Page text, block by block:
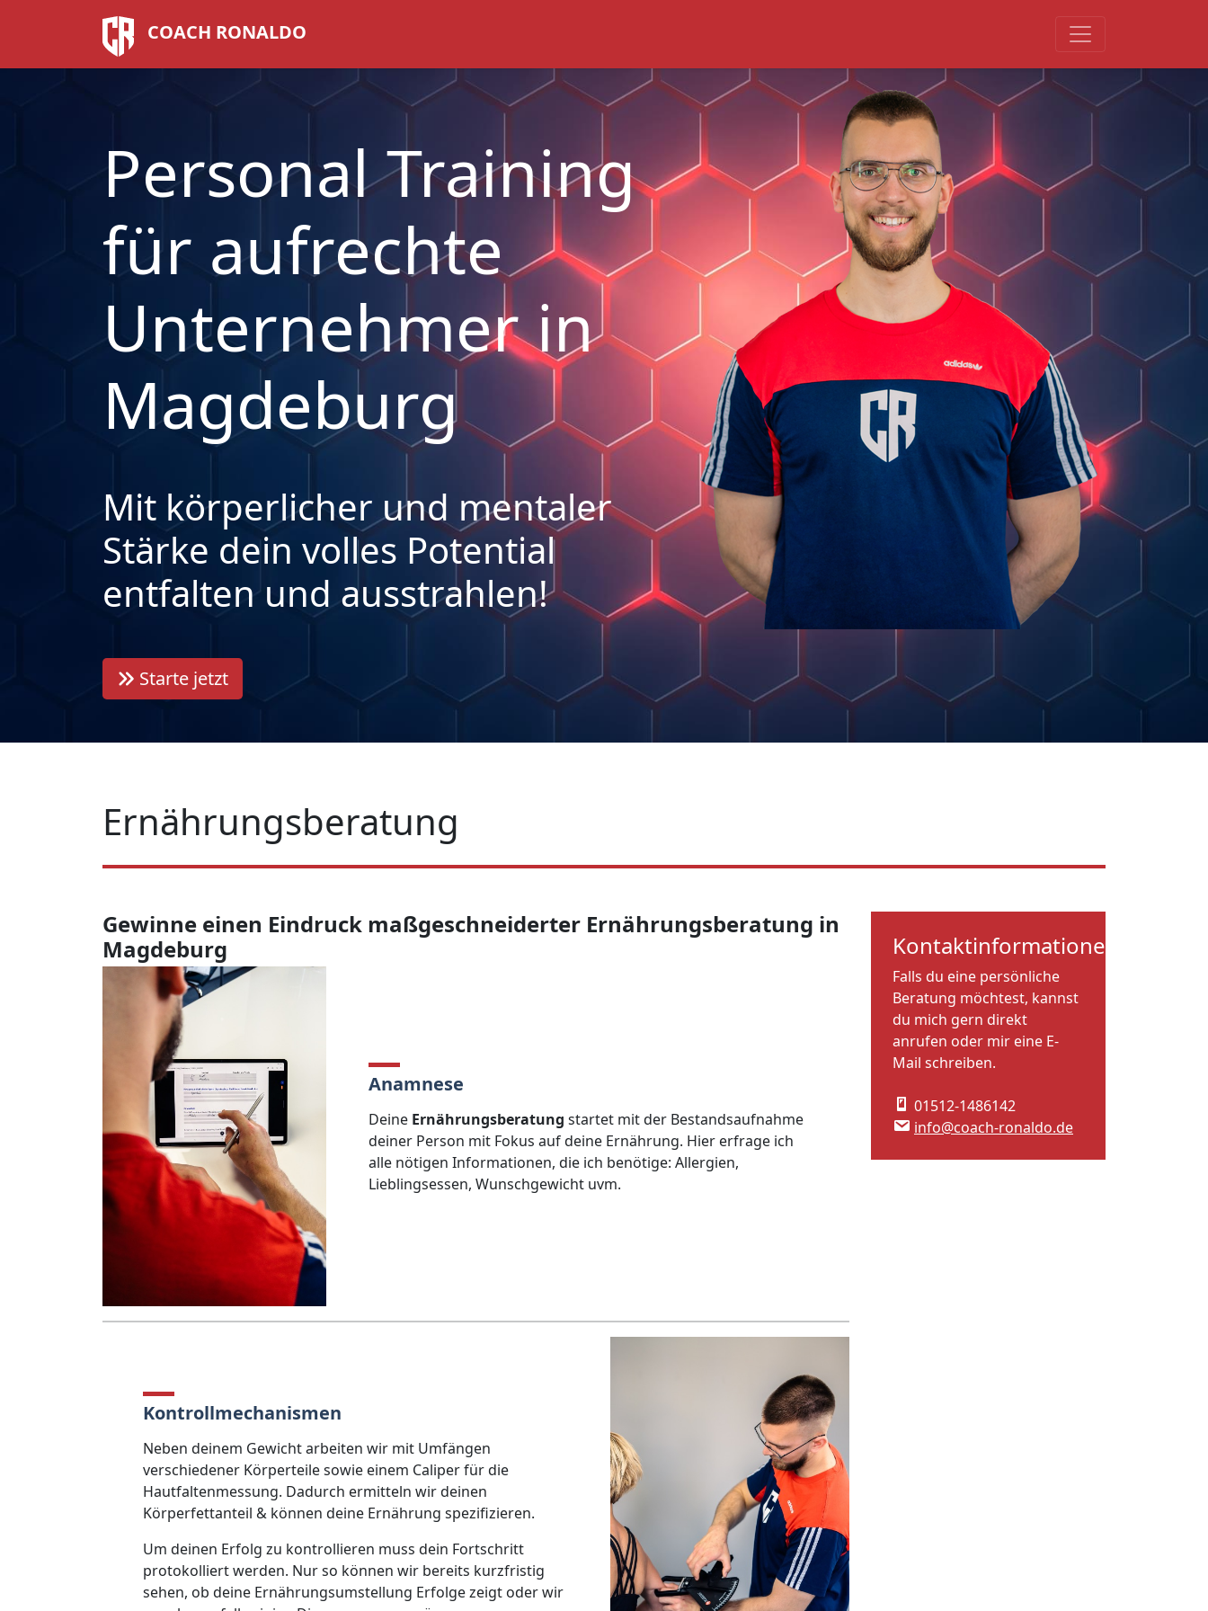
COACH RONALDO
Personal Training
für aufrechte
Unternehmer in
Magdeburg
Mit körperlicher und mentaler
Stärke dein volles Potential
entfalten und ausstrahlen!
Starte jetzt
Ernährungsberatung
Gewinne einen Eindruck maßgeschneiderter Ernährungsberatung in
Magdeburg
Anamnese
Deine Ernährungsberatung startet mit der Bestandsaufnahme
deiner Person mit Fokus auf deine Ernährung. Hier erfrage ich
alle nötigen Informationen, die ich benötige: Allergien,
Lieblingsessen, Wunschgewicht uvm.
Kontrollmechanismen
Neben deinem Gewicht arbeiten wir mit Umfängen
verschiedener Körperteile sowie einem Caliper für die
Hautfaltenmessung. Dadurch ermitteln wir deinen
Körperfettanteil & können deine Ernährung spezifizieren.
Um deinen Erfolg zu kontrollieren muss dein Fortschritt
protokolliert werden. Nur so können wir bereits kurzfristig
sehen, ob deine Ernährungsumstellung Erfolge zeigt oder wir
Kontaktinformationen
Falls du eine persönliche
Beratung möchtest, kannst
du mich gern direkt
anrufen oder mir eine E-
Mail schreiben.
01512-1486142
info@coach-ronaldo.de